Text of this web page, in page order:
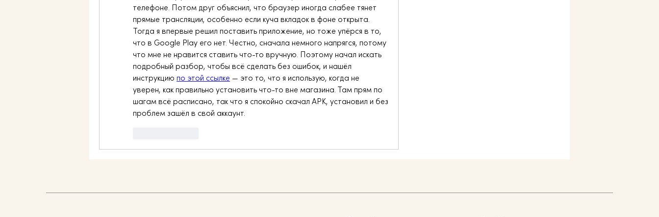
телефоне. Потом друг объяснил, что браузер иногда слабее тянет
прямые трансляции, особенно если куча вкладок в фоне открыта.
Тогда я впервые решил поставить приложение, но тоже упёрся в то,
что в Google Play его нет. Честно, сначала немного напрягся, потому
что мне не нравится ставить что-то вручную. Поэтому начал искать
подробный разбор, чтобы всё сделать без ошибок, и нашёл
инструкцию по этой ссылке — это то, что я использую, когда не
уверен, как правильно установить что-то вне магазина. Там прям по
шагам всё расписано, так что я спокойно скачал APK, установил и без
проблем зашёл в свой аккаунт.